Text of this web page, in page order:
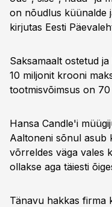
on nõudlus küünalde
kirjutas Eesti
Saksamaalt ostetud
10 miljonit krooni
tootmisvõimsus on
Hansa Candle'i
Aaltoneni sõnul asub
võrreldes väga vales
ollakse aga täiesti
Tänavu hakkas firma